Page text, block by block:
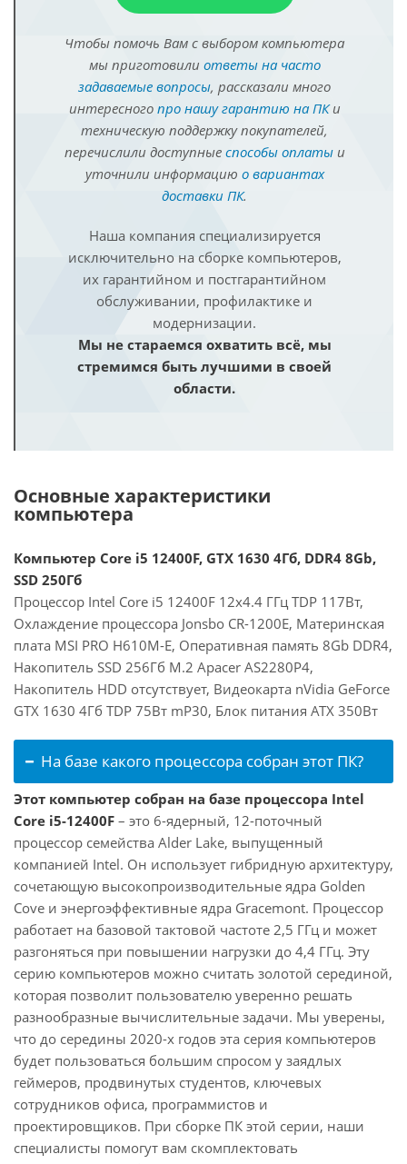
Чтобы помочь Вам с выбором компьютера
мы приготовили ответы на часто
задаваемые вопросы, рассказали много
интересного про нашу гарантию на ПКи
техническую поддержку покупателей,
перечислили доступные способы оплатыи
уточнили информацию о вариантах
доставки ПК.
Наша компания специализируется
исключительно на сборке компьютеров,
их гарантийном и постгарантийном
обслуживании, профилактике и
модернизации.
Мы не стараемся охватить всё, мы
стремимся быть лучшими в своей
области.
Основные характеристики
компьютера
Компьютер Core i5 12400F, GTX 1630 4Гб, DDR4 8Gb,
SSD 250Гб
Процессор Intel Core i5 12400F 12x4.4 ГГц TDP 117Вт,
Охлаждение процессора Jonsbo CR-1200E, Материнская
плата MSI PRO H610M-E, Оперативная память 8Gb DDR4,
Накопитель SSD 256Гб M.2 Apacer AS2280P4,
Накопитель HDD отсутствует, Видеокарта nVidia GeForce
GTX 1630 4Гб TDP 75Вт mP30, Блок питания ATX 350Вт
На базе какого процессора собран этот ПК?
Этот компьютер собран на базе процессора Intel
Core i5-12400F – это 6-ядерный, 12-поточный
процессор семейства Alder Lake, выпущенный
компанией Intel. Он использует гибридную архитектуру,
сочетающую высокопроизводительные ядра Golden
Cove и энергоэффективные ядра Gracemont. Процессор
работает на базовой тактовой частоте 2,5 ГГц и может
разгоняться при повышении нагрузки до 4,4 ГГц. Эту
серию компьютеров можно считать золотой серединой,
которая позволит пользователю уверенно решать
разнообразные вычислительные задачи. Мы уверены,
что до середины 2020-х годов эта серия компьютеров
будет пользоваться большим спросом у заядлых
геймеров, продвинутых студентов, ключевых
сотрудников офиса, программистов и
проектировщиков. При сборке ПК этой серии, наши
специалисты помогут вам скомплектовать